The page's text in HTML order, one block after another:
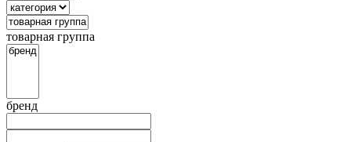
товарная группа
бренд